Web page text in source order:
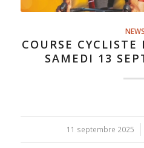
NEWS
COURSE CYCLISTE
SAMEDI 13
11 septembre 2025
/